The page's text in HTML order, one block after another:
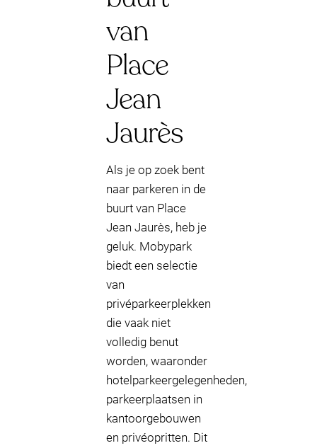
van
Place
Jean
Jaurès
Als je op zoek bent
naar parkeren in de
buurt van Place
Jean Jaurès, heb je
geluk. Mobypark
biedt een selectie
van
privéparkeerplekken
die vaak niet
volledig benut
worden, waaronder
hotelparkeergelegenheden,
parkeerplaatsen in
kantoorgebouwen
en privéopritten. Dit